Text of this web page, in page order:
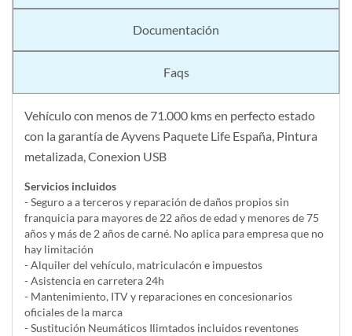
Documentación
Faqs
Vehículo con menos de 71.000 kms en perfecto estado
con la garantía de Ayvens Paquete Life España, Pintura
metalizada, Conexion USB
Servicios incluidos
- Seguro a a terceros y reparación de daños propios sin
franquicia para mayores de 22 años de edad y menores de 75
años y más de 2 años de carné. No aplica para empresa que no
hay limitación
- Alquiler del vehí­culo, matriculacón e impuestos
- Asistencia en carretera 24h
- Mantenimiento, ITV y reparaciones en concesionarios
oficiales de la marca
- Sustitución Neumáticos Ilimtados incluidos reventones